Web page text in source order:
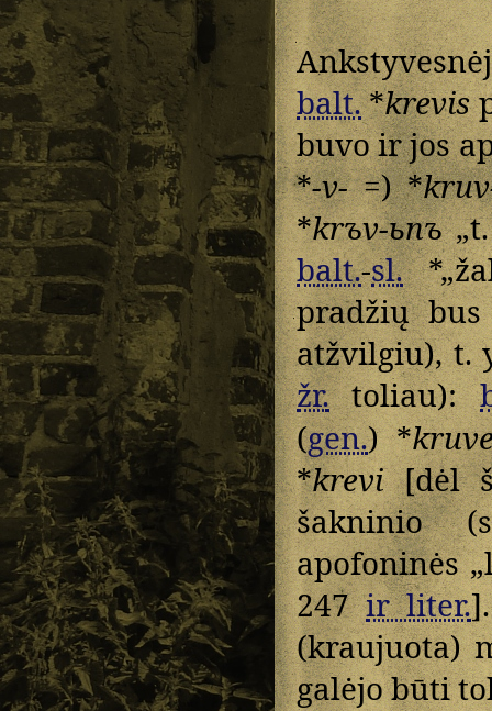
balt.*krevis
buvo ir jos
*-v-=) *
*krъv-ьnъ„t.
balt.-sl.
pradžių
atžvilgiu), t.
žr.toliau):
(gen.) *
*krevi[dėl
šakninio
apofoninės
247ir liter.
(kraujuota)
galėjo būti